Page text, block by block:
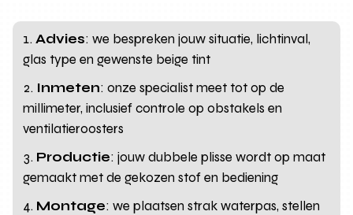
Advies: we bespreken jouw situatie, lichtinval,
glas type en gewenste beige tint
Inmeten: onze specialist meet tot op de
millimeter, inclusief controle op obstakels en
ventilatieroosters
Productie: jouw dubbele plisse wordt op maat
gemaakt met de gekozen stof en bediening
Montage: we plaatsen strak waterpas, stellen